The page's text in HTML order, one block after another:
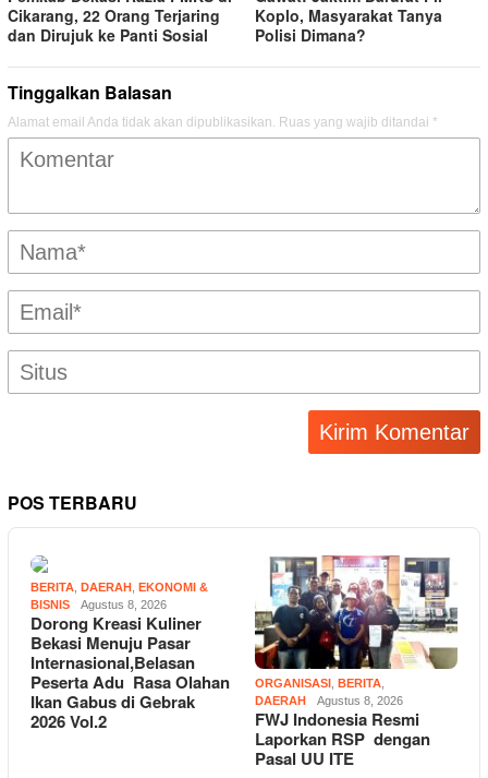
Cikarang, 22 Orang Terjaring
dan Dirujuk ke Panti Sosial
Koplo, Masyarakat Tanya
Polisi Dimana?
Tinggalkan Balasan
Alamat email Anda tidak akan dipublikasikan. Ruas yang wajib ditandai *
POS TERBARU
BERITA DAERAH EKONOMI &
BISNIS
Agustus 8, 2026
Dorong Kreasi Kuliner
Bekasi Menuju Pasar
Internasional,Belasan
Peserta Adu Rasa Olahan
Ikan Gabus di Gebrak
2026 Vol.2
ORGANISASI BERITA
DAERAH
Agustus 8, 2026
FWJ Indonesia Resmi
Laporkan RSP dengan
Pasal UU ITE